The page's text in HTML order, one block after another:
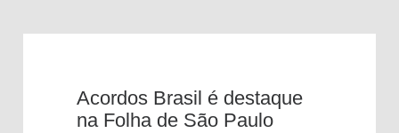
Acordos Brasil é destaque
na Folha de São Paulo